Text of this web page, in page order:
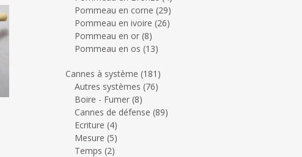
Pommeau en corne (29)
Pommeau en ivoire (26)
Pommeau en or (8)
Pommeau en os (13)
Cannes à système (181)
Autres systèmes (76)
Boire - Fumer (8)
Cannes de défense (89)
Ecriture (4)
Mesure (5)
Temps (2)